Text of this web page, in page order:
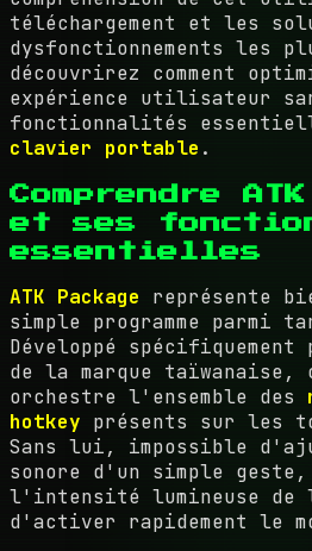
téléchargement et les
dysfonctionnements les
découvrirez comment
expérience utilisateur
fonctionnalités
clavier portable .
Comprendre
et ses
essentielles
ATK Package représente
simple programme parmi
Développé spécifiquement
de la marque
orchestre l'ensemble des
hotkey présents sur les
Sans lui, impossible
sonore d'un simple
l'intensité lumineuse de
d'activer rapidement le